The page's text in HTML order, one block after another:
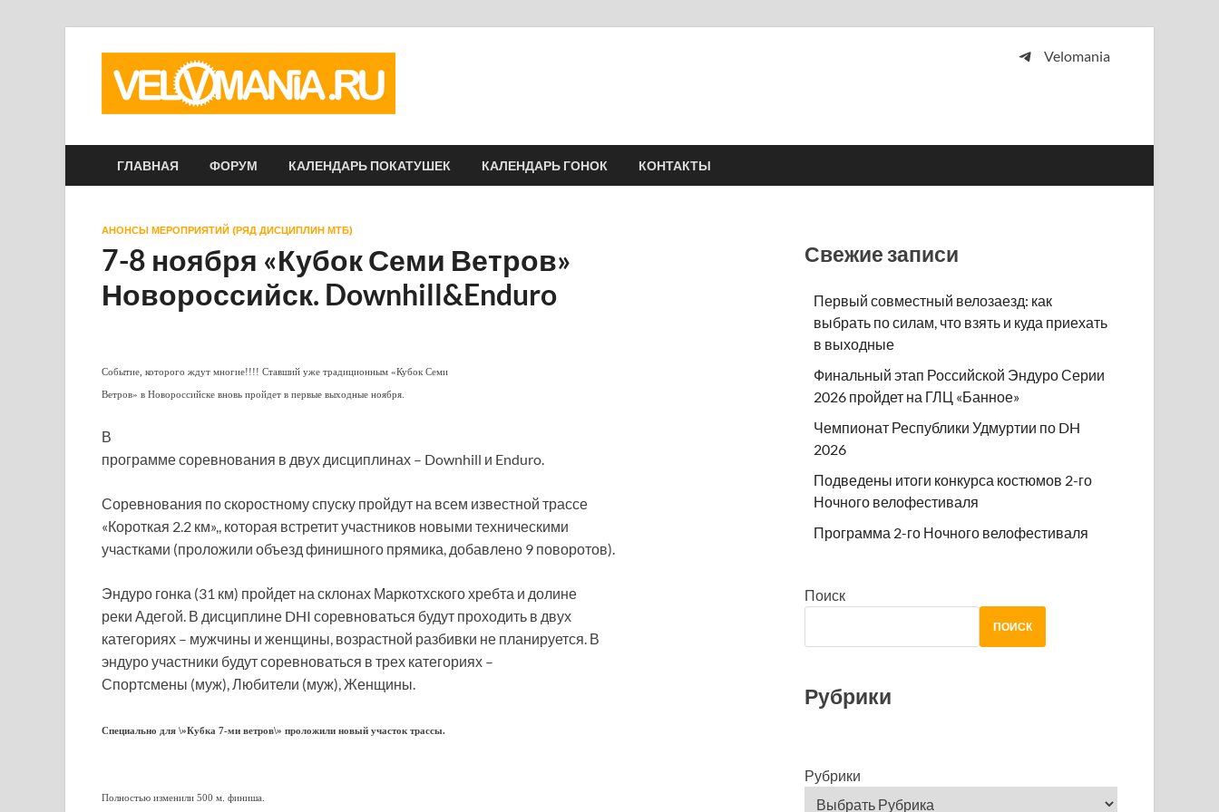
Velomania
ГЛАВНАЯ ФОРУМ КАЛЕНДАРЬ ПОКАТУШЕК КАЛЕНДАРЬ ГОНОК КОНТАКТЫ
АНОНСЫ МЕРОПРИЯТИЙ (РЯД ДИСЦИПЛИН МТБ)
7-8 ноября «Кубок Семи Ветров»
Новороссийск. Downhill&Enduro
Событие, которого ждут многие!!!! Ставший уже традиционным «Кубок Семи
Ветров» в Новороссийске вновь пройдет в первые выходные ноября.
В
программе соревнования в двух дисциплинах – Downhill и Enduro.
Соревнования по скоростному спуску пройдут на всем известной трассе
«Короткая 2.2 км»,, которая встретит участников новыми техническими
участками (проложили объезд финишного прямика, добавлено 9 поворотов).
Эндуро гонка (31 км) пройдет на склонах Маркотхского хребта и долине
реки Адегой. В дисциплине DHI соревноваться будут проходить в двух
категориях – мужчины и женщины, возрастной разбивки не планируется. В
эндуро участники будут соревноваться в трех категориях –
Спортсмены (муж), Любители (муж), Женщины.
Специально для \»Кубка 7-ми ветров\» проложили новый участок трассы.
Полностью изменили 500 м. финиша.
Свежие записи
Первый совместный велозаезд: как
выбрать по силам, что взять и куда приехать
в выходные
Финальный этап Российской Эндуро Серии
2026 пройдет на ГЛЦ «Банное»
Чемпионат Республики Удмуртии по DH
2026
Подведены итоги конкурса костюмов 2-го
Ночного велофестиваля
Программа 2-го Ночного велофестиваля
Поиск
ПОИСК
Рубрики
Рубрики